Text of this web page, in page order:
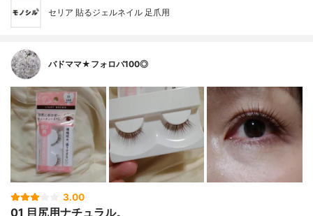
セリア 貼るジェルネイル 足爪用
バドママ★フォロバ100◎
3.00
01 目尻用ナチュラル。